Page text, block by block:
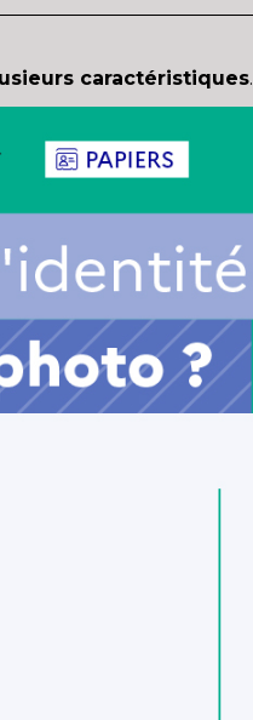
caractéristiques.